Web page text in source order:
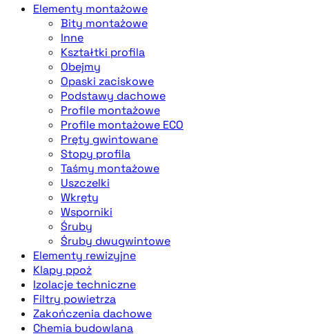
Elementy montażowe
Bity montażowe
Inne
Kształtki profila
Obejmy
Opaski zaciskowe
Podstawy dachowe
Profile montażowe
Profile montażowe ECO
Pręty gwintowane
Stopy profila
Taśmy montażowe
Uszczelki
Wkręty
Wsporniki
Śruby
Śruby dwugwintowe
Elementy rewizyjne
Klapy ppoż
Izolacje techniczne
Filtry powietrza
Zakończenia dachowe
Chemia budowlana